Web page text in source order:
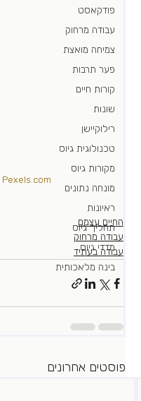
פודקאסט
עבודה מרחוק
צמיחה מואצת
פער תרבות
קורות חיים
שונות
רילוקיישן
טכנולוגית גיוס
מקורות גיוס
מונחה נתונים
ראיונות
תהליך גיוס
מדדי גיוס
בינה מלאכותית
Pexels.com
החיים עצמם
עבודה מרחוק
עבודה בעתיד
פוסטים אחרונים